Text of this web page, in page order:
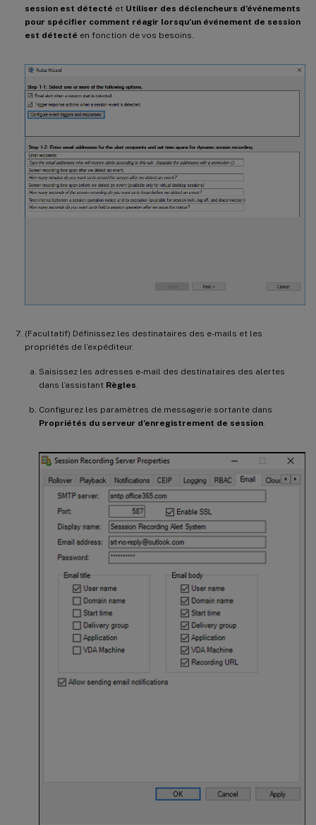
session est détecté et Utiliser des déclencheurs d’événements
pour spécifier comment réagir lorsqu’un événement de session
est détecté en fonction de vos besoins.
(Facultatif) Définissez les destinataires des e-mails et les
propriétés de l’expéditeur.
Saisissez les adresses e-mail des destinataires des alertes
dans l’assistant Règles
Configurez les paramètres de messagerie sortante dans
Propriétés du serveur d’enregistrement de session